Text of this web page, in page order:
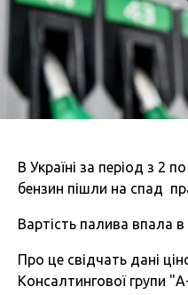
В Україні за період з 2
бензин пішли на спад
Вартість палива впала
Про це свідчать дані
Консалтингової групи